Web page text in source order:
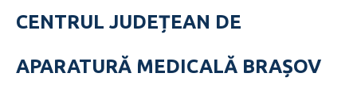
CENTRUL JUDEȚEAN DE
APARATURĂ MEDICALĂ BRAȘOV